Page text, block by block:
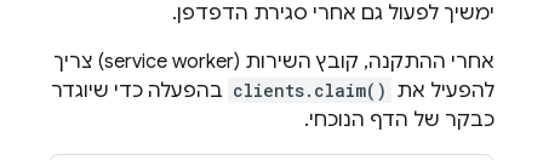
ימשיך לפעול גם אחרי סגירת הדפדפן.
אחרי ההתקנה, קובץ השירות (service worker) צריך
להפעיל את clients.claim() בהפעלה כדי שיוגדר
כבקר של הדף הנוכחי.